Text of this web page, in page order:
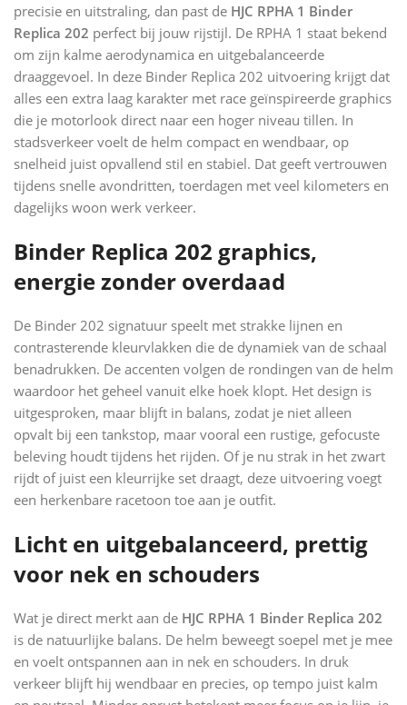
precisie en uitstraling, dan past de HJC RPHA 1 Binder
Replica 202 perfect bij jouw rijstijl. De RPHA 1 staat bekend
om zijn kalme aerodynamica en uitgebalanceerde
draaggevoel. In deze Binder Replica 202 uitvoering krijgt dat
alles een extra laag karakter met race geïnspireerde graphics
die je motorlook direct naar een hoger niveau tillen. In
stadsverkeer voelt de helm compact en wendbaar, op
snelheid juist opvallend stil en stabiel. Dat geeft vertrouwen
tijdens snelle avondritten, toerdagen met veel kilometers en
dagelijks woon werk verkeer.
Binder Replica 202 graphics,
energie zonder overdaad
De Binder 202 signatuur speelt met strakke lijnen en
contrasterende kleurvlakken die de dynamiek van de schaal
benadrukken. De accenten volgen de rondingen van de helm
waardoor het geheel vanuit elke hoek klopt. Het design is
uitgesproken, maar blijft in balans, zodat je niet alleen
opvalt bij een tankstop, maar vooral een rustige, gefocuste
beleving houdt tijdens het rijden. Of je nu strak in het zwart
rijdt of juist een kleurrijke set draagt, deze uitvoering voegt
een herkenbare racetoon toe aan je outfit.
Licht en uitgebalanceerd, prettig
voor nek en schouders
Wat je direct merkt aan de HJC RPHA 1 Binder Replica 202
is de natuurlijke balans. De helm beweegt soepel met je mee
en voelt ontspannen aan in nek en schouders. In druk
verkeer blijft hij wendbaar en precies, op tempo juist kalm